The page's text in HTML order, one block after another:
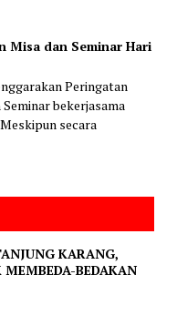
Misa dan Seminar Hari
Peringatan
bekerjasama
secara
KARANG,
BEDAKAN